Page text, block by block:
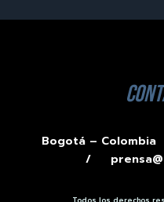
Bogotá –
/